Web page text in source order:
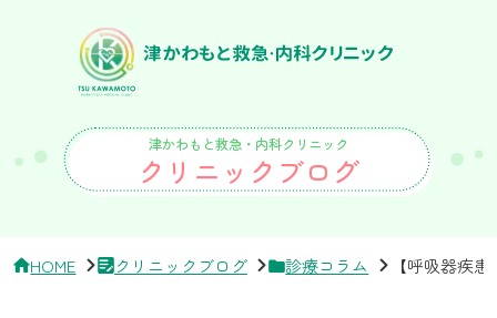
津かわもと救急・内科クリニック
クリニックブログ
HOME クリニックブログ 診療コラム 【呼吸器疾